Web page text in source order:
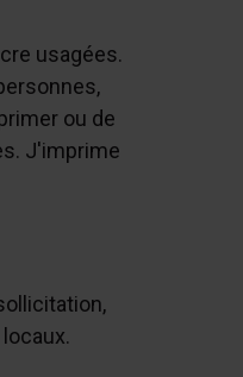
usagées.
ou de
J'imprime